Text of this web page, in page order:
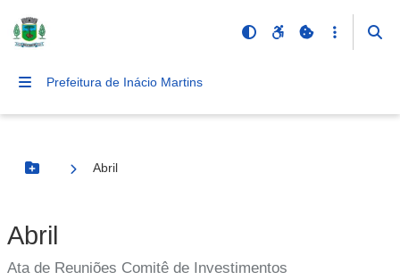
Prefeitura de Inácio Martins
Botão Menu
Abril
Abril
Ata de Reuniões Comitê de Investimentos